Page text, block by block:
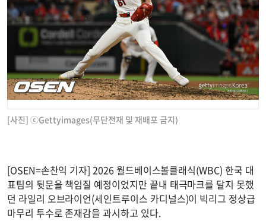
[사진] ⓒGettyimages(무단전재 및 재배포 금지)
[OSEN=손찬익 기자] 2026 월드베이스볼클래식(WBC) 한국 대
표팀의 뒷문을 책임질 예정이었지만 끝내 태극마크를 달지 못했
던 라일리 오브라이언(세인트루이스 카디널스)이 빅리그 정상급
마무리 투수로 존재감을 과시하고 있다.